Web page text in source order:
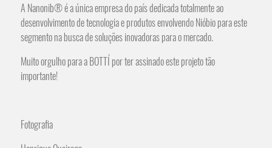
A Nanonib®️ é a única empresa do país dedicada totalmente ao
desenvolvimento de tecnologia e produtos envolvendo Nióbio para este
segmento na busca de soluções inovadoras para o mercado.
Muito orgulho para a BOTTÍ por ter assinado este projeto tão
importante!
Fotografia